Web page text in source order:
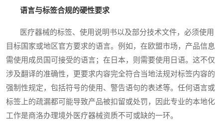
语言与标签合规的硬性要求
医疗器械的标签、使用说明书以及部分技术文件，必须使用
目标国家或地区官方要求的语言。例如，在欧盟市场，产品信息
需使用成员国可接受的语言；在日本，则需要使用日语。这不仅
涉及翻译的准确性，更要求内容完全符合当地法规对标签内容的
强制性规定，包括符号的使用、警告语句的表述等。任何语言或
标签上的疏漏都可能导致产品被扣留或处罚，因此专业的本地化
工作是商洛办理境外医疗器械资质不可或缺的一环。